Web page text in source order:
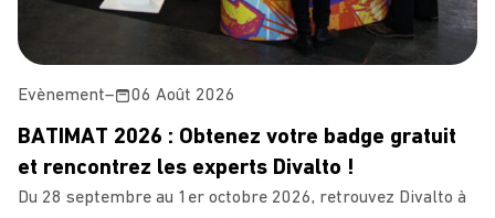
Evènement– 06 Août 2026
BATIMAT 2026 : Obtenez votre badge gratuit
et rencontrez les experts Divalto !
Du 28 septembre au 1er octobre 2026, retrouvez Divalto à